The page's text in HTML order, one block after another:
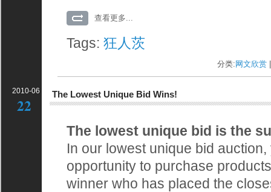
查看更多...
Tags:狂人茨
分类: 网文欣赏
2010-06
22
The Lowest Unique Bid Wins!
The lowest unique bid is the
In our lowest unique bid
opportunity to purchase
winner who has placed the